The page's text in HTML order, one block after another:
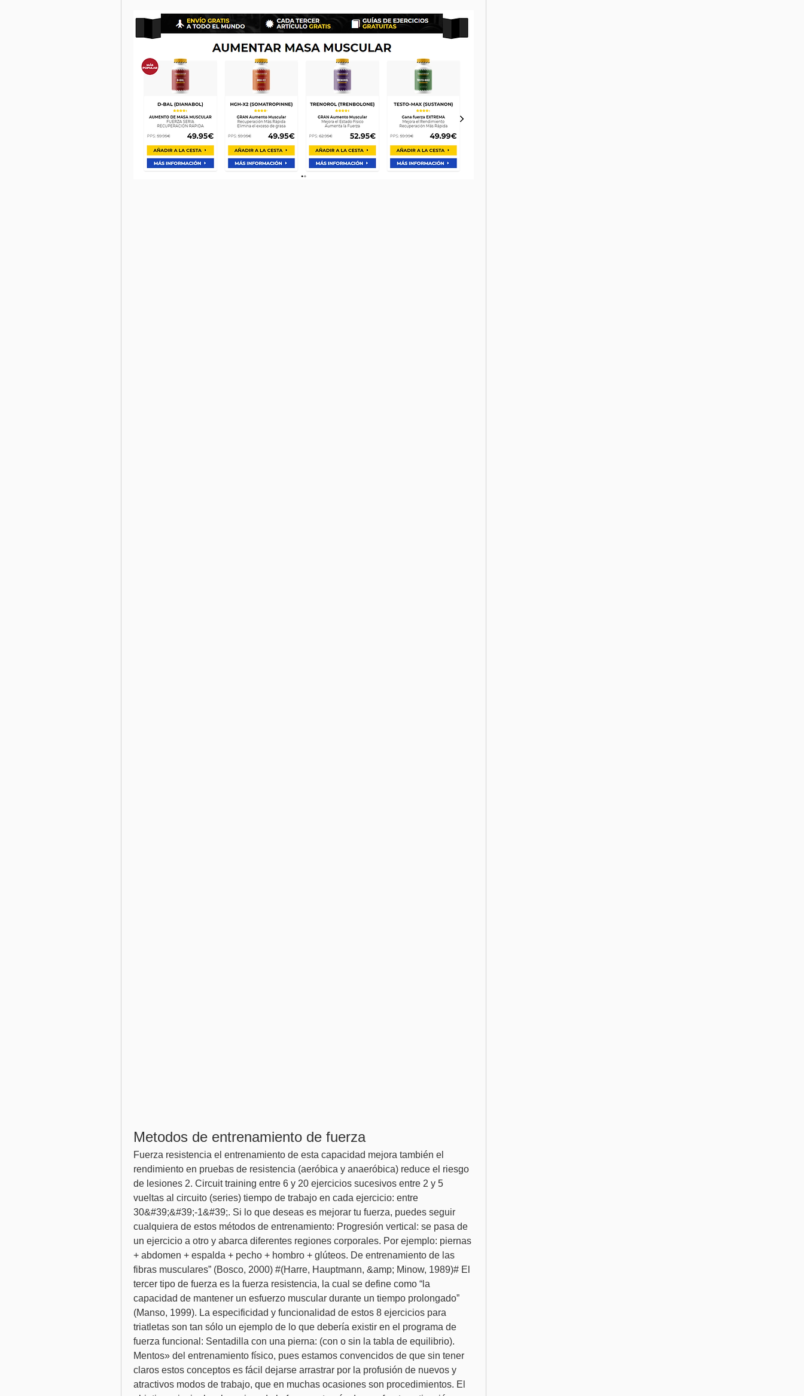
Metodos de entrenamiento de fuerza
Fuerza resistencia el entrenamiento de esta capacidad mejora también el
rendimiento en pruebas de resistencia (aeróbica y anaeróbica) reduce el riesgo
de lesiones 2. Circuit training entre 6 y 20 ejercicios sucesivos entre 2 y 5
vueltas al circuito (series) tiempo de trabajo en cada ejercicio: entre
30&#39;&#39;-1&#39;. Si lo que deseas es mejorar tu fuerza, puedes seguir
cualquiera de estos métodos de entrenamiento: Progresión vertical: se pasa de
un ejercicio a otro y abarca diferentes regiones corporales. Por ejemplo: piernas
+ abdomen + espalda + pecho + hombro + glúteos. De entrenamiento de las
fibras musculares” (Bosco, 2000) #(Harre, Hauptmann, &amp; Minow, 1989)# El
tercer tipo de fuerza es la fuerza resistencia, la cual se define como “la
capacidad de mantener un esfuerzo muscular durante un tiempo prolongado”
(Manso, 1999). La especificidad y funcionalidad de estos 8 ejercicios para
triatletas son tan sólo un ejemplo de lo que debería existir en el programa de
fuerza funcional: Sentadilla con una pierna: (con o sin la tabla de equilibrio).
Mentos» del entrenamiento físico, pues estamos convencidos de que sin tener
claros estos conceptos es fácil dejarse arrastrar por la profusión de nuevos y
atractivos modos de trabajo, que en muchas ocasiones son procedimientos. El